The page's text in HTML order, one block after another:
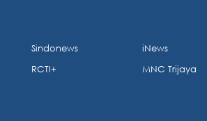
Sindonews
RCTI+
iNews
MNC Trijaya